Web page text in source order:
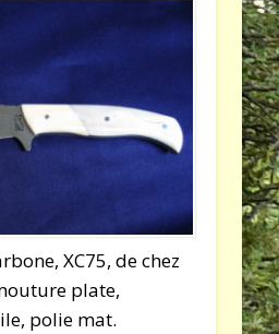
XC75, de chez
plate,
polie mat.